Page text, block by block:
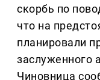
скорбь по
что на
планировали
заслуженного
Чиновница